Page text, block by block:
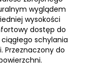
wyglądem
wysokości
dostęp do
schylania
Przeznaczony do